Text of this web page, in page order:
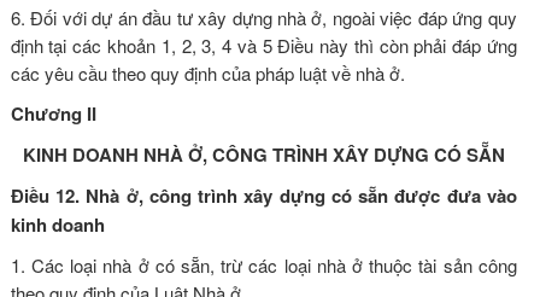
6. Đối với dự án đầu tư xây dựng nhà ở, ngoài việc đáp ứng quy
định tại các khoản 1, 2, 3, 4 và 5 Điều này thì còn phải đáp ứng
các yêu cầu theo quy định của pháp luật về nhà ở.
Chương II
KINH DOANH NHÀ Ở, CÔNG TRÌNH XÂY DỰNG CÓ SẴN
Điều 12. Nhà ở, công trình xây dựng có sẵn được đưa vào
kinh doanh
1. Các loại nhà ở có sẵn, trừ các loại nhà ở thuộc tài sản công